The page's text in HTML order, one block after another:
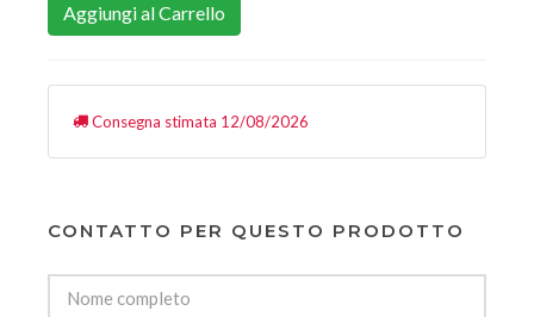
Aggiungi al Carrello
Consegna stimata 12/08/2026
CONTATTO PER QUESTO PRODOTTO